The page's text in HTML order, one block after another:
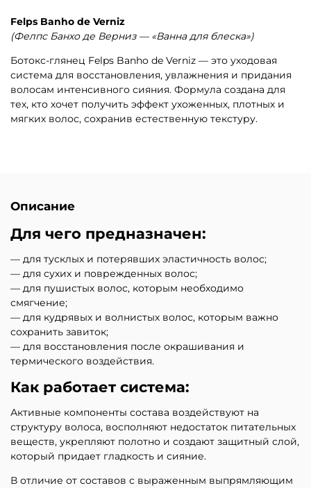
Felps Banho de Verniz
(Фелпс Банхо де Верниз — «Ванна для блеска»)
Ботокс-глянец Felps Banho de Verniz — это уходовая
система для восстановления, увлажнения и придания
волосам интенсивного сияния. Формула создана для
тех, кто хочет получить эффект ухоженных, плотных и
мягких волос, сохранив естественную текстуру.
Описание
Для чего предназначен:
— для тусклых и потерявших эластичность волос;
— для сухих и поврежденных волос;
— для пушистых волос, которым необходимо
смягчение;
— для кудрявых и волнистых волос, которым важно
сохранить завиток;
— для восстановления после окрашивания и
термического воздействия.
Как работает система:
Активные компоненты состава воздействуют на
структуру волоса, восполняют недостаток питательных
веществ, укрепляют полотно и создают защитный слой,
который придает гладкость и сияние.
В отличие от составов с выраженным выпрямляющим